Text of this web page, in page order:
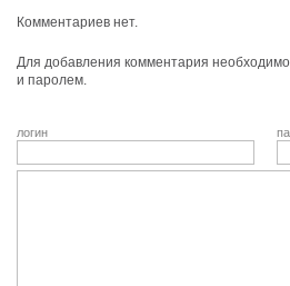
Комментариев нет.
Для добавления комментария
и паролем.
логин